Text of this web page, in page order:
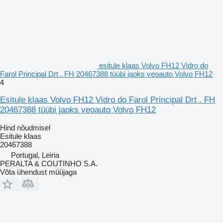
esitule klaas Volvo FH12 Vidro do
Farol Principal Drt . FH 20467388 tüübi jaoks veoauto Volvo FH12
4
Esitule klaas Volvo FH12 Vidro do Farol Principal Drt . FH
20467388 tüübi jaoks veoauto Volvo FH12
Hind nõudmisel
Esitule klaas
20467388
Portugal, Leiria
PERALTA & COUTINHO S.A.
Võta ühendust müüjaga